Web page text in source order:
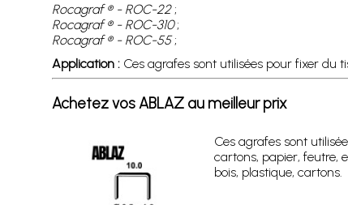
Rocagraf ® - ROC-22;
Rocagraf ® - ROC-310;
Rocagraf ® - ROC-55;
Application :Ces agrafes sont utilisées pour fixer du
Achetez vos ABLAZ au meilleur prix
Ces agrafes sont
cartons, papier, feutre,
bois, plastique, cartons.